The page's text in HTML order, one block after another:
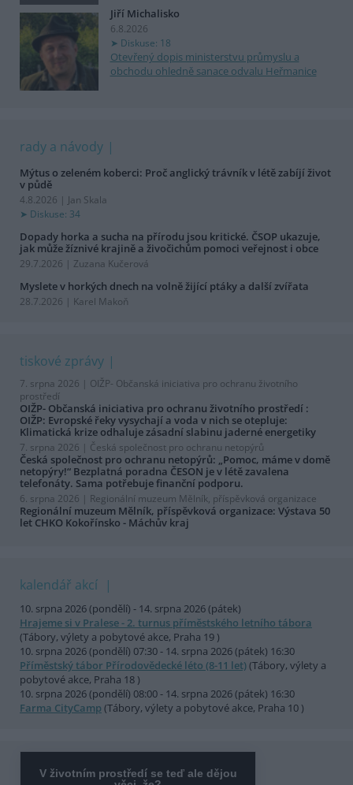
Jiří Michalisko
6.8.2026
Diskuse: 18
Otevřený dopis ministerstvu průmyslu a
obchodu ohledně sanace odvalu Heřmanice
rady a návody
Mýtus o zeleném koberci: Proč anglický trávník v létě zabíjí život
v půdě
4.8.2026 | Jan Skala
Diskuse: 34
Dopady horka a sucha na přírodu jsou kritické. ČSOP ukazuje,
jak může žíznivé krajině a živočichům pomoci veřejnost i obce
29.7.2026 | Zuzana Kučerová
Myslete v horkých dnech na volně žijící ptáky a další zvířata
28.7.2026 | Karel Makoň
tiskové zprávy
7. srpna 2026 | OIŽP- Občanská iniciativa pro ochranu životního
prostředí
OIŽP- Občanská iniciativa pro ochranu životního prostředí :
OIŽP: Evropské řeky vysychají a voda v nich se otepluje:
Klimatická krize odhaluje zásadní slabinu jaderné energetiky
7. srpna 2026 | Česká společnost pro ochranu netopýrů
Česká společnost pro ochranu netopýrů: „Pomoc, máme v domě
netopýry!“ Bezplatná poradna ČESON je v létě zavalena
telefonáty. Sama potřebuje finanční podporu.
6. srpna 2026 | Regionální muzeum Mělník, příspěvková organizace
Regionální muzeum Mělník, příspěvková organizace: Výstava 50
let CHKO Kokořínsko - Máchův kraj
kalendář akcí
10. srpna 2026 (pondělí) - 14. srpna 2026 (pátek)
Hrajeme si v Pralese - 2. turnus příměstského letního tábora
(Tábory, výlety a pobytové akce, Praha 19 )
10. srpna 2026 (pondělí) 07:30 - 14. srpna 2026 (pátek) 16:30
Příměstský tábor Přírodovědecké léto (8-11 let)(Tábory, výlety a
pobytové akce, Praha 18 )
10. srpna 2026 (pondělí) 08:00 - 14. srpna 2026 (pátek) 16:30
Farma CityCamp (Tábory, výlety a pobytové akce, Praha 10 )